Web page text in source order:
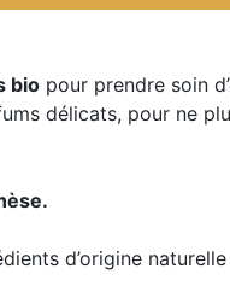
bio pour prendre soin
délicats, pour ne
d’origine